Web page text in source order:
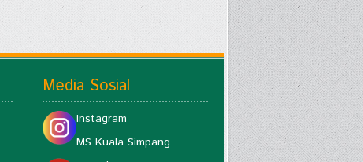
Media Sosial
Instagram
MS Kuala Simpang